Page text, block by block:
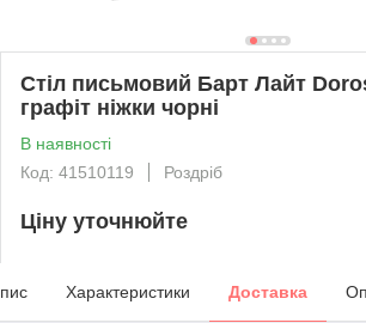
Стіл письмовий Барт Лайт
графіт ніжки чорні
В наявності
Код: 41510119
Роздріб
Ціну уточнюйте
Характеристики Доставка